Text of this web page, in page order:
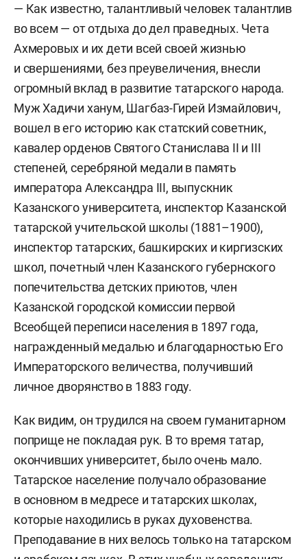
— Как известно, талантливый человек талантлив
во всем — от отдыха до дел праведных. Чета
Ахмеровых и их дети всей своей жизнью
и свершениями, без преувеличения, внесли
огромный вклад в развитие татарского народа.
Муж Хадичи ханум, Шагбаз-Гирей Измайлович,
вошел в его историю как статский советник,
кавалер орденов Святого Станислава II и III
степеней, серебряной медали в память
императора Александра III, выпускник
Казанского университета, инспектор Казанской
татарской учительской школы (1881–1900),
инспектор татарских, башкирских и киргизских
школ, почетный член Казанского губернского
попечительства детских приютов, член
Казанской городской комиссии первой
Всеобщей переписи населения в 1897 года,
награжденный медалью и благодарностью Его
Императорского величества, получивший
личное дворянство в 1883 году.
Как видим, он трудился на своем гуманитарном
поприще не покладая рук. В то время татар,
окончивших университет, было очень мало.
Татарское население получало образование
в основном в медресе и татарских школах,
которые находились в руках духовенства.
Преподавание в них велось только на татарском